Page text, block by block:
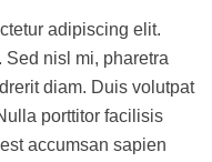
adipiscing elit.
Sed nisl mi, pharetra
diam. Duis volutpat
porttitor facilisis
accumsan sapien